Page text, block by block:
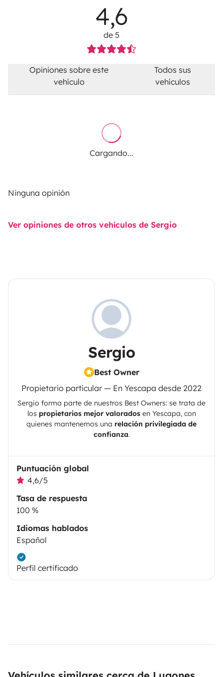
4,6
de 5
Opiniones sobre este
vehículo
Todos sus
vehículos
Cargando...
Ninguna opinión
Ver opiniones de otros vehículos de Sergio
Sergio
Best Owner
Propietario particular — En Yescapa desde 2022
Sergio forma parte de nuestros Best Owners: se trata de
los propietarios mejor valoradosen Yescapa, con
quienes mantenemos una relación privilegiada de
confianza.
Puntuación global
4,6/5
Tasa de respuesta
100 %
Idiomas hablados
Español
Perfil certificado